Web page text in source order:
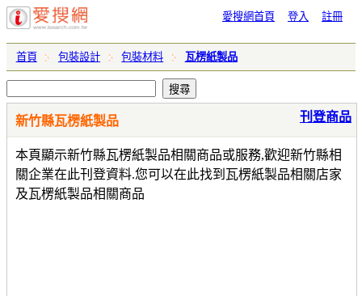
愛搜網首頁 登入 註冊
首頁 包裝設計 包裝材料 瓦楞紙製品
新竹縣瓦楞紙製品
本頁顯示新竹縣瓦楞紙製品相關商品或服務,歡迎新竹縣相
關企業在此刊登資料.您可以在此找到瓦楞紙製品相關店家
及瓦楞紙製品相關商品
刊登商品